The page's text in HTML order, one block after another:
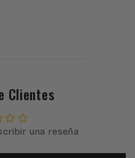
Clientes
una reseña